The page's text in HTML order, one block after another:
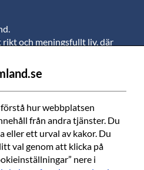
rikt och meningsfullt liv, där
att växa.
som varje dag förbättrar
bor och verkar i Sörmland.
som använder våra
i ett välmående län.
hur webbplatsen
från andra tjänster. Du
eller ett urval av kakor. Du
val genom att klicka på
nere i